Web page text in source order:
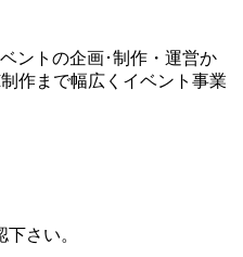
ントの企画･制作・運営か
作まで幅広くイベント事業
さい。